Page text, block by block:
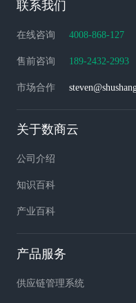
联系我们
在线咨询 4008-868-127
售前咨询 189-2432-2993
市场合作
关于数商云
公司介绍
知识百科
产业百科
产品服务
供应链管理系统